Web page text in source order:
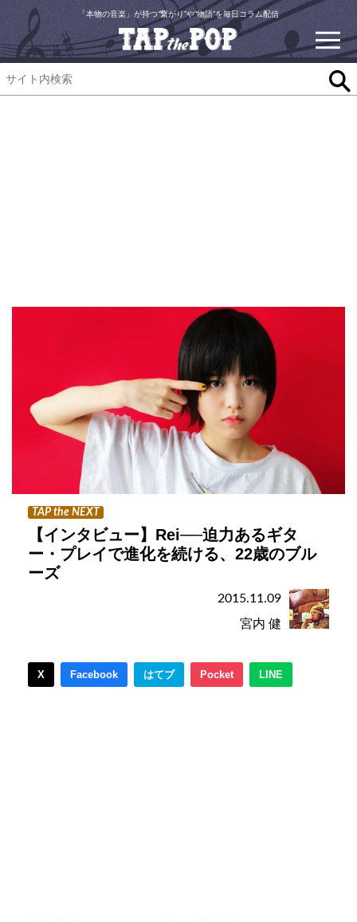
「本物の音楽」が持つ“繋がり”や“物語”を毎日コラム配信
TAP the NEXT
【インタビュー】Rei──迫力あるギタ
ー・プレイで進化を続ける、22歳のブル
ーズ
2015.11.09
宮内 健
X Facebook はてブ Pocket LINE